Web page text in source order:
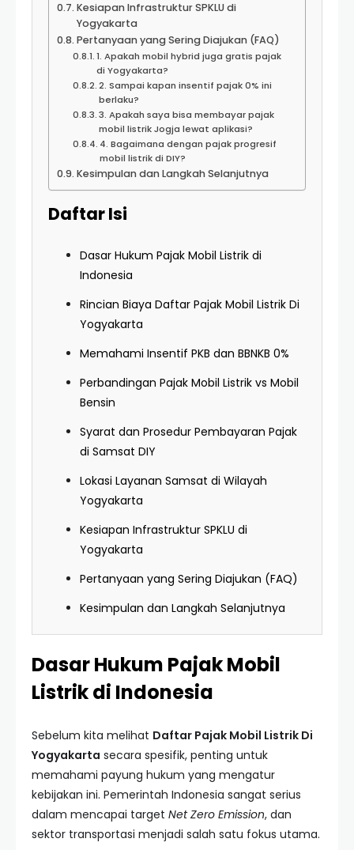
Kesiapan Infrastruktur SPKLU di
Yogyakarta
Pertanyaan yang Sering Diajukan (FAQ)
1. Apakah mobil hybrid juga gratis pajak
di Yogyakarta?
2. Sampai kapan insentif pajak 0% ini
berlaku?
3. Apakah saya bisa membayar pajak
mobil listrik Jogja lewat aplikasi?
4. Bagaimana dengan pajak progresif
mobil listrik di DIY?
Kesimpulan dan Langkah Selanjutnya
Daftar Isi
Dasar Hukum Pajak Mobil Listrik di
Indonesia
Rincian Biaya Daftar Pajak Mobil Listrik Di
Yogyakarta
Memahami Insentif PKB dan BBNKB 0%
Perbandingan Pajak Mobil Listrik vs Mobil
Bensin
Syarat dan Prosedur Pembayaran Pajak
di Samsat DIY
Lokasi Layanan Samsat di Wilayah
Yogyakarta
Kesiapan Infrastruktur SPKLU di
Yogyakarta
Pertanyaan yang Sering Diajukan (FAQ)
Kesimpulan dan Langkah Selanjutnya
Dasar Hukum Pajak Mobil
Listrik di Indonesia
Sebelum kita melihat Daftar Pajak Mobil Listrik Di
Yogyakarta secara spesifik, penting untuk
memahami payung hukum yang mengatur
kebijakan ini. Pemerintah Indonesia sangat serius
dalam mencapai target Net Zero Emission, dan
sektor transportasi menjadi salah satu fokus utama.